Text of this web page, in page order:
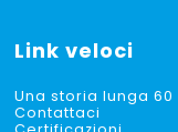
Link veloci
Una storia lunga 60
Contattaci